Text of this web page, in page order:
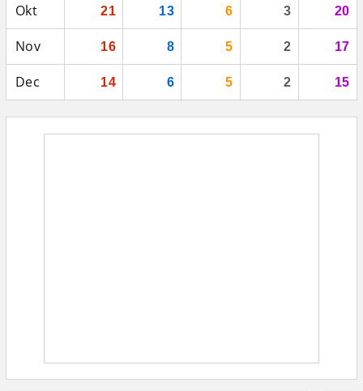
Okt 21 13 6 3 20
Nov 16 8 5 2 17
Dec 14 6 5 2 15